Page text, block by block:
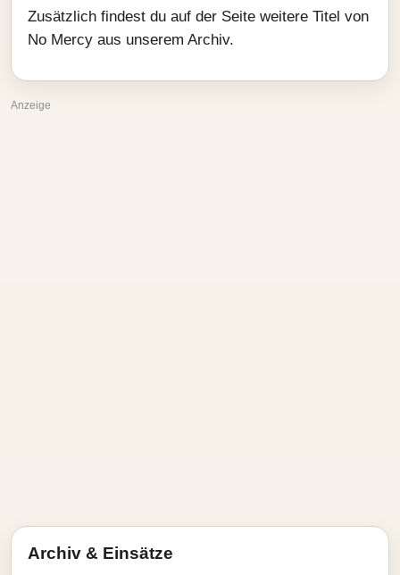
Zusätzlich findest du auf der Seite weitere Titel von
No Mercy aus unserem Archiv.
Anzeige
Archiv & Einsätze